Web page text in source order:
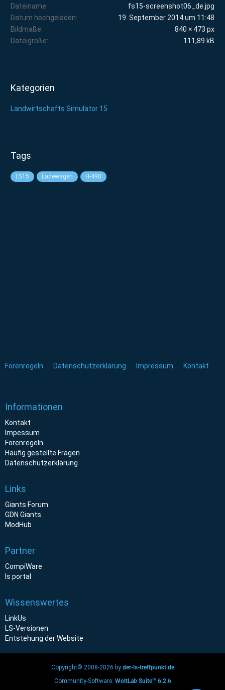
Dateiname
fs15-screenshot06_de.jpg
Datum hochgeladen
19. September 2014 um 11:48
Bildmaße
840 × 473 px
Dateigröße
111,89 kB
Kategorien
Landwirtschafts Simulator 15
Tags
LS15 Ladewagen H-490
Forenregeln Datenschutzerklärung Impressum Kontakt
Informationen
Kontakt
Impessum
Forenregeln
Häufig gestellte Fragen
Datenschutzerklärung
Links
Giants Forum
GDN Giants
ModHub
Partner
CompiWare
ls portal
Wissenswertes
LinkUs
LS-Versionen
Entstehung der Website
Copyright© 2008-2026 by der-ls-treffpunkt.de
Community-Software: WoltLab Suite™ 6.2.6